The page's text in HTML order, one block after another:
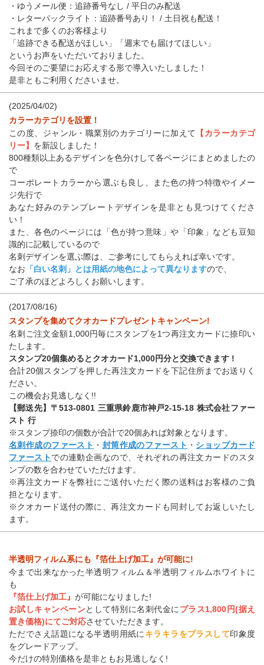
・ゆうメール便：追跡番号なし / 平日のみ配送
・レターパックライト：追跡番号あり！ / 土日祝も配送！
これまで多くのお客様より
「追跡できる配送がほしい」「週末でも届けてほしい」
というお声をいただいておりました。
今回そのご要望にお応えする形で導入いたしました！
是非ともご利用くださいませ。
(2025/04/02)
カラーカテゴリを設置！
この度、ジャンル・職業別のカテゴリーに加えて 【カラーカテゴ
リー】 を新設しました！
800種類以上あるデザインを色分けして各ページにまとめましたの
で
コーポレートカラーから選ぶも良し、また色の持つ特徴やイメー
ジ先行で
あなた好みのテンプレートデザインを是非とも見つけてくださ
い！
また、各色のページには「色が持つ意味」や「印象」なども豆知
識的に記載しているので
名刺デザインを選ぶ際は、ご参考にしてもらえれば幸いです。
なお 「白い名刺」とは用紙の地色によって異なりますので、
ご了承のほどよろしくお願いします。
(2017/08/16)
スタンプを集めてクオカードプレゼントキャンペーン!
名刺ご注文金額1,000円毎にスタンプを1つ再注文カードに捺印い
たします。
スタンプ20個集めるとクオカード1,000円分と交換できます !
合計20個スタンプを押した再注文カードを下記住所までお送りく
ださい。
この機会お見逃しなく!!
【郵送先】〒513-0801 三重県鈴鹿市神戸2-15-18 株式会社ファー
スト 行
※スタンプ捺印の個数が合計で20個あれば対象となります。
名刺作成のファースト ・ 封筒作成のファースト ・ ショップカード
ファーストでの連動企画なので、それぞれの再注文カードのスタ
ンプの数を合わせていただけます。
※再注文カードを弊社にご送付いただく際の送料はお客様のご負
担となります。
※クオカード送付の際に、再注文カードも同封してお返しいたし
ます。
半透明フィルム系にも『箔仕上げ加工』が可能に!
今まで出来なかった半透明フィルム＆半透明フィルムホワイトに
も
『箔仕上げ加工』 が可能になりました!
お試しキャンペーンとして特別に名刺代金に プラス1,800円(据え
置き価格)にてご対応させていただきます。
ただでさえ話題になる半透明用紙に キラキラをプラスして印象度
をグレードアップ。
今だけの特別価格を是非ともお見逃しなく!